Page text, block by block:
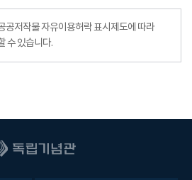
공저작물 자유이용허락 표시제도에 따라
수 있습니다.